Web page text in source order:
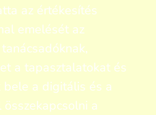
az értékesítés
emelését az
a tapasztalatokat és
a digitális és a
a